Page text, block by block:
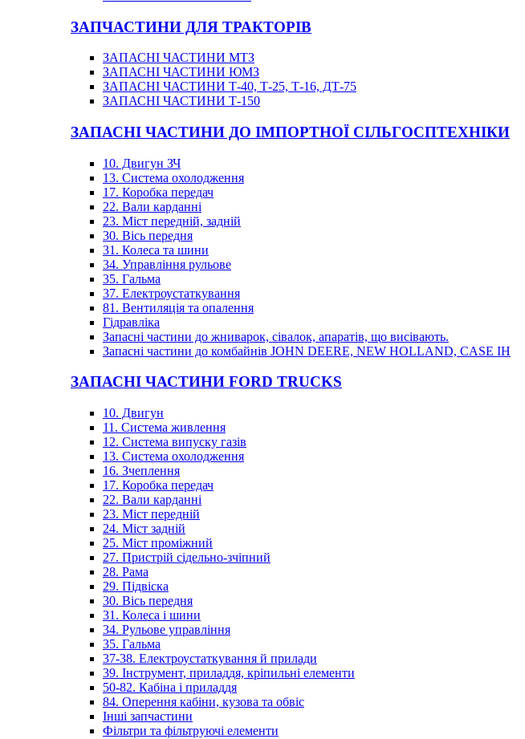
ЗАПЧАСТИНИ ДЛЯ ТРАКТОРІВ
ЗАПАСНІ ЧАСТИНИ МТЗ
ЗАПАСНІ ЧАСТИНИ ЮМЗ
ЗАПАСНІ ЧАСТИНИ Т-40, Т-25, Т-16, ДТ-75
ЗАПАСНІ ЧАСТИНИ Т-150
ЗАПАСНІ ЧАСТИНИ ДО ІМПОРТНОЇ СІЛЬГОСПТЕХНІКИ
10. Двигун ЗЧ
13. Система охолодження
17. Коробка передач
22. Вали карданні
23. Міст передній, задній
30. Вісь передня
31. Колеса та шини
34. Управління рульове
35. Гальма
37. Електроустаткування
81. Вентиляція та опалення
Гідравліка
Запасні частини до жниварок, сівалок, апаратів, що висівають.
Запасні частини до комбайнів JOHN DEERE, NEW HOLLAND, CASE IH
ЗАПАСНІ ЧАСТИНИ FORD TRUCKS
10. Двигун
11. Система живлення
12. Система випуску газів
13. Система охолодження
16. Зчеплення
17. Коробка передач
22. Вали карданні
23. Міст передній
24. Міст задній
25. Міст проміжний
27. Пристрій сідельно-зчіпний
28. Рама
29. Підвіска
30. Вісь передня
31. Колеса і шини
34. Рульове управління
35. Гальма
37-38. Електроустаткування й прилади
39. Інструмент, приладдя, кріпильні елементи
50-82. Кабіна і приладдя
84. Оперення кабіни, кузова та обвіс
Інші запчастини
Фільтри та фільтруючі елементи